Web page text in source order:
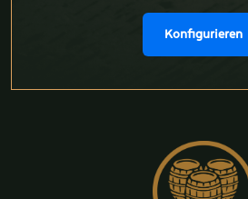
Konfigurieren